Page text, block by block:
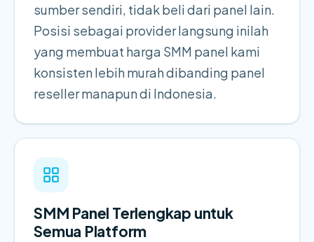
sumber sendiri, tidak beli dari panel lain.
Posisi sebagai provider langsung inilah
yang membuat harga SMM panel kami
konsisten lebih murah dibanding panel
reseller manapun di Indonesia.
SMM Panel Terlengkap untuk
Semua Platform